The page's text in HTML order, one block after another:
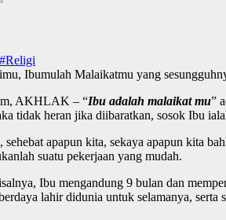
#Religi
AKHLAK – “Ibu adalah malaikat mu”
tidak heran jika diibaratkan, sosok Ibu
apapun kita, sekaya apapun kita
suatu pekerjaan yang mudah.
Ibu mengandung 9 bulan dan
lahir didunia untuk selamanya,